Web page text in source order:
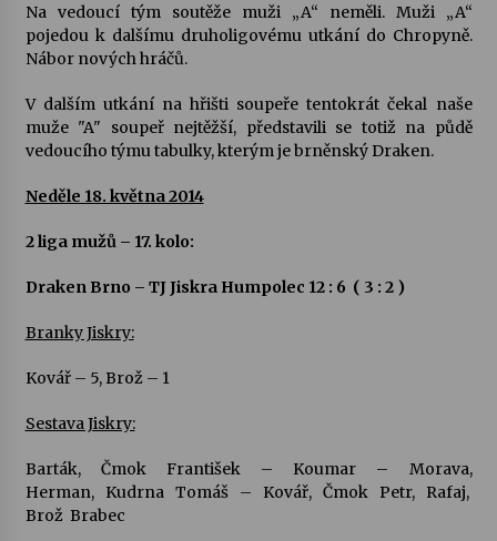
šedesátka: 28. 7.–1. 8. 2026
28. 7. 2026
Jenakaši
28. 7. 2026
Votavžatský ploty
Letní koncerty ve Stromovce: Rufus Miller
Ozvěny prázdnin
Na vedoucí tým soutěže muži „A“ neměli. Muži „A“
pojedou k dalšímu druholigovému utkání do Chropyně.
Nábor nových hráčů.
V dalším utkání na hřišti soupeře tentokrát čekal naše
muže "A" soupeř nejtěžší, představili se totiž na půdě
vedoucího týmu tabulky, kterým je brněnský Draken.
Neděle 18. května 2014
2 liga mužů – 17. kolo:
Draken Brno – TJ Jiskra Humpolec 12 : 6 ( 3 : 2 )
Branky Jiskry:
Kovář – 5, Brož – 1
Sestava Jiskry:
Barták, Čmok František – Koumar – Morava,
Herman, Kudrna Tomáš – Kovář, Čmok Petr, Rafaj,
Brož Brabec